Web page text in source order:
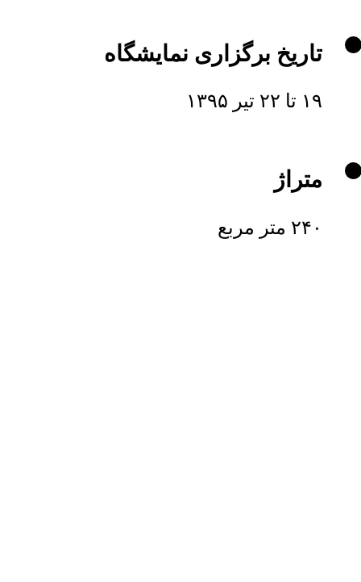
تاریخ برگزاری نمایشگاه
۱۹ تا ۲۲ تیر ۱۳۹۵
متراژ
۲۴۰ متر مربع